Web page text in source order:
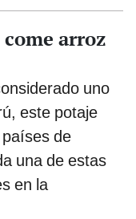
come arroz
uno
este potaje
de
una de estas
en la